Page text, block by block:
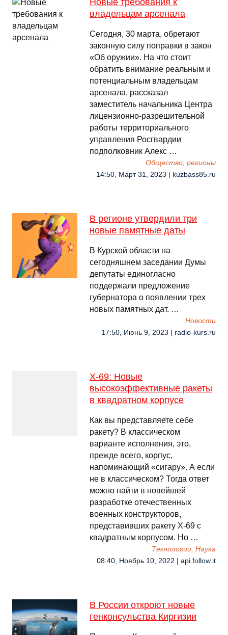
Новые требования к
владельцам арсенала
Сегодня, 30 марта, обретают
законную силу поправки в закон
«Об оружии». На что стоит
обратить внимание реальным и
потенциальным владельцам
арсенала, рассказал
заместитель начальника Центра
лицензионно-разрешительной
работы территориального
управления Росгвардии
подполковник Алекс …
Общество, регионы
14:50, Март 31, 2023 | kuzbass85.ru
В регионе утвердили три
новые памятные даты
В Курской области на
сегодняшнем заседании Думы
депутаты единогласно
поддержали предложение
губернатора о появлении трех
новых памятных дат. …
Новости
17:50, Июнь 9, 2023 | radio-kurs.ru
Х-69: Новые
высокоэффективные ракеты
в квадратном корпусе
Как вы представляете себе
ракету? В классическом
варианте исполнения, это,
прежде всего, корпус,
напоминающий «сигару». А если
не в классическом? Тогда ответ
можно найти в новейшей
разработке отечественных
военных конструкторов,
представивших ракету Х-69 с
квадратным корпусом. Но …
Технологии, Наука
08:40, Ноябрь 10, 2022 | api.follow.it
В России откроют новые
генконсульства Киргизии